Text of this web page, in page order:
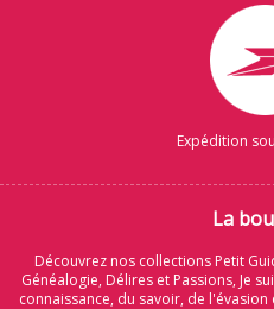
Expédition
La
Découvrez nos collections Petit
Généalogie, Délires et Passions, Je
connaissance, du savoir, de